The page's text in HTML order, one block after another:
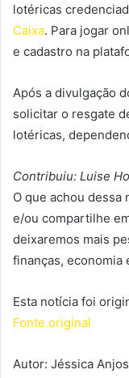
lotéricas
Caixa. Para jogar
e cadastro na
Após a divulgação
solicitar o resgate
lotéricas,
Contribuiu: Luise
O que achou dessa
e/ou compartilhe
deixaremos mais
finanças, economia
Esta notícia foi
Fonte original
Autor: Jéssica Anjos